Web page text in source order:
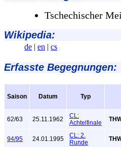
Tschechischer
Wikipedia:
de | en | cs
Erfasste Begegnungen:
Saison Datum Typ
62/63 25.11.1962
CL:
Achtelfinale
94/95 24.01.1995
CL: 2.
Runde